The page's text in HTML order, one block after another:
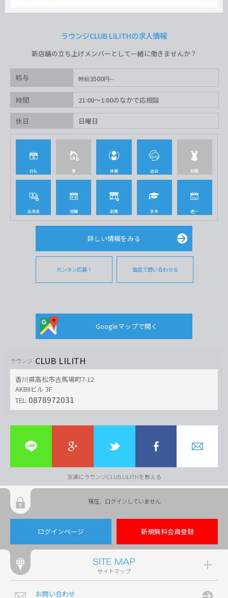
ラウンジCLUB LILITHの求人情報
新店舗の立ち上げメンバーとして一緒に働きませんか？
給与 時給3500円
時間 21:00〜1:00のなかで応相談
休日 日曜日
日払 寮 体験 送迎 制服
出来高 短期 副業 学生 週一
詳しい情報をみる
カンタン応募！ 電話で問い合わせる
Googleマップで開く
ラウンジ CLUB LILITH
香川県高松市古馬場町7-12
AKBIIビル 3F
TEL: 0878972031
友達にラウンジCLUB LILITHを教える
現在、ログインしていません
ログインページ 新規無料会員登録
サイトマップ
お問い合わせ